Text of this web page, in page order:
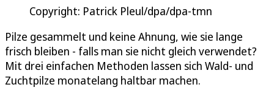
Copyright: Patrick Pleul/dpa/dpa-tmn
Pilze gesammelt und keine Ahnung, wie sie lange
frisch bleiben - falls man sie nicht gleich verwendet?
Mit drei einfachen Methoden lassen sich Wald- und
Zuchtpilze monatelang haltbar machen.